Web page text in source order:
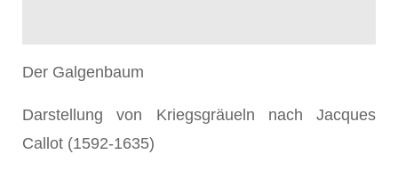
Der Galgenbaum
Darstellung von Kriegsgräueln nach Jacques
Callot (1592-1635)